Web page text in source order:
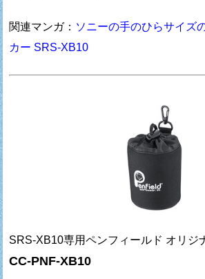
関連マンガ： ソニーの手のひらサイズ
カー SRS-XB10
SRS-XB10専用ペンフィールド オリジ
CC-PNF-XB10